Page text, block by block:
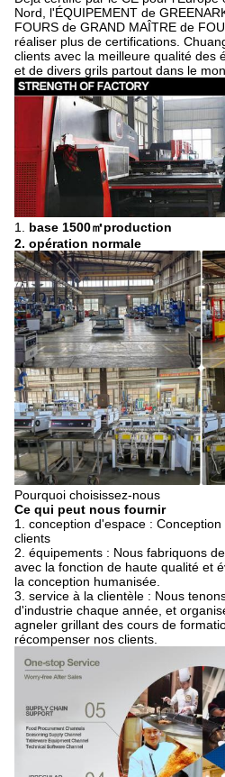
Nord, l'ÉQUIPEMENT de
FOURS de GRAND MAÎTRE de
réaliser plus de certifications.
clients avec la meilleure qualité des
et de divers grils partout dans le
1. base 1500㎡production
2. opération normale
Pourquoi choisissez-nous
Ce qui peut nous fournir
1. conception d'espace :
clients
2. équipements : Nous fabriquons
avec la fonction de haute qualité et
la conception humanisée.
3. service à la clientèle : Nous
d'industrie chaque année, et
agneler grillant des cours de
récompenser nos clients.